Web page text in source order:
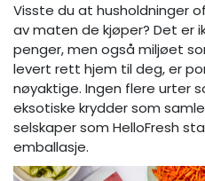
Visste du at husholdninger
av maten de kjøper? Det er
penger, men også miljøet
levert rett hjem til deg, er
nøyaktige. Ingen flere urter
eksotiske krydder som
selskaper som HelloFresh
emballasje.